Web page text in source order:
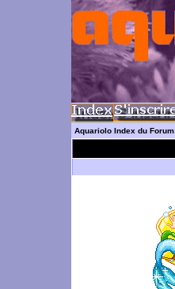
Aquariolo Index du Forum